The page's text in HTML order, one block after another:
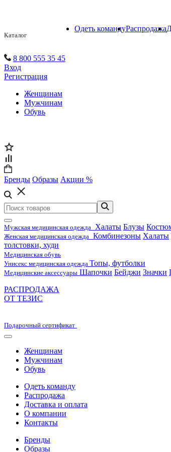
Каталог
Одеть командуРаспродажа
8 800 555 35 45
Вход
Регистрация
Женщинам
Мужчинам
Обувь
Бренды Образы Акции %
Мужская медицинская одежда Халаты Блузы
Женская медицинская одежда Комбинезоны Халаты
толстовки, худи
Медицинская обувь
Унисекс медицинская одежда Топы, футболки
Медицинские аксессуары Шапочки Бейджи Значки
РАСПРОДАЖА
ОТ ТЕЗИС
Подарочный сертификат
Женщинам
Мужчинам
Обувь
Одеть команду
Распродажа
Доставка и оплата
О компании
Контакты
Бренды
Образы